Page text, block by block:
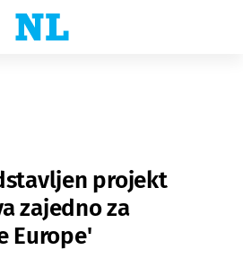
projekt
zajedno za
Europe'